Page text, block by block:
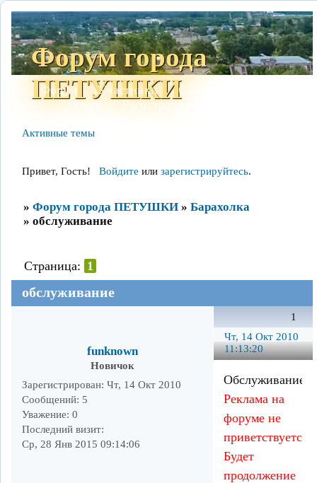
Форум города
ПЕТУШКИ
Форум Участники Сайт
Поиск
Регистрация
Активные темы
Привет, Гость! Войдите или зарегистрируйтесь.
» Форум города ПЕТУШКИ » Барахолка
» обслуживание
обслуживание
Страница: 1
1
Чт, 14 Окт 2010
11:13:20
funknown
Новичок
Зарегистрирован: Чт, 14 Окт 2010
Сообщений: 5
Уважение: 0
Последний визит:
Ср, 28 Янв 2015 09:14:06
Обслуживание
Реклама на
форуме не
приветствуется.
Будет
продолжение